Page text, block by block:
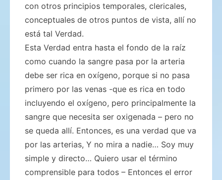
con otros principios temporales, clericales,
conceptuales de otros puntos de vista, allí no
está tal Verdad.
Esta Verdad entra hasta el fondo de la raíz
como cuando la sangre pasa por la arteria
debe ser rica en oxígeno, porque si no pasa
primero por las venas -que es rica en todo
incluyendo el oxígeno, pero principalmente la
sangre que necesita ser oxigenada – pero no
se queda allí. Entonces, es una verdad que va
por las arterias, Y no mira a nadie… Soy muy
simple y directo… Quiero usar el término
comprensible para todos – Entonces el error